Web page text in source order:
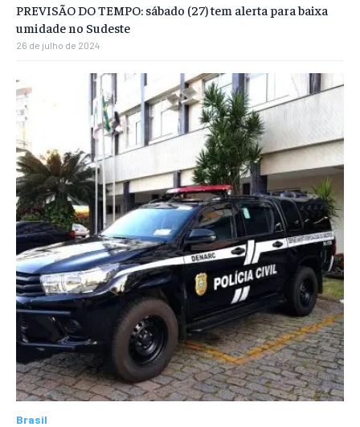
PREVISÃO DO TEMPO: sábado (27) tem alerta para baixa
umidade no Sudeste
26 de julho de 2024
Brasil